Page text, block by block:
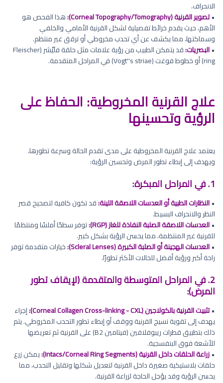
الانحراف.
•تصوير القرنية (Corneal Topography/Tomography):
هذا الفحص هو
الأهم، حيث يقدم خرائط تفصيلية لشكل القرنية الأمامي والخلفي
وسماكتها، مما يكشف عن أي تحدب مخروطي أو ترقق غير منتظم.
•البصريات:
قد يتمكن الطبيب من رؤية علامات مثل حلقة فلَيْشر (Fleischer
ring) أو خطوط فوغت (Vogt''s striae) في المراحل المتقدمة.
علاج القرنية المخروطية: الحفاظ على
الرؤية وتحسينها
يعتمد علاج القرنية المخروطية على مدى تقدم الحالة وسرعة تطورها،
ويهدف إلى إبطاء تطور المرض وتحسين الرؤية:
1. في المراحل المبكرة:
•النظارات الطبية أو العدسات اللاصقة اللينة:قد تكون كافية لتصحيح قصر
النظر والانحراف البسيط.
•العدسات اللاصقة الصلبة النفاذة للغاز (RGP):
توفر سطحًا أملسًا ومنتظمًا
للقرنية غير المنتظمة، مما يحسن الرؤية بشكل كبير.
•العدسات الهجينة أو الصلبة الكبيرة (Scleral Lenses):
خيارات متقدمة توفر
راحة أكبر ورؤية أفضل للحالات الأكثر تطورًا.
2. في المراحل المتوسطة والمتقدمة (لإيقاف تطور
المرض):
•تثبيت القرنية بالكولاجين (Corneal Collagen Cross-linking - CXL):
إجراء
يهدف إلى تقوية نسيج القرنية ووقف أو إبطاء تطور التحدب المخروطي. يتم
ذلك بتطبيق قطرات ريبوفلافين (فيتامين B2) على القرنية ثم تعريضها
للأشعة فوق البنفسجية.
•زراعة الحلقات داخل القرنية (Intacs/Corneal Ring Segments):
يمكن زرع
حلقات بلاستيكية صغيرة داخل القرنية لتعديل شكلها وتقليل التحدب، مما
يحسن الرؤية وقد يؤجل الحاجة لزراعة القرنية.